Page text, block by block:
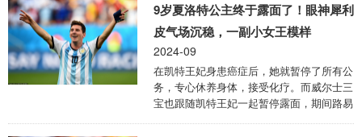
期上涨了27倍。 但是旅游人数和消费都在
增长，地方文旅公司却亏麻了，今年上半年
12家披露，半年报的旅游景区上市公司，有
八家利润下跌或亏损。甚至连航空公司都还
没走出亏损的泥淖。更诡异的是根据文化和
旅游部数据，2024年上半年国内出游人数
27.25亿，同比增长了14.3%，国内游客出
游总花费2.73万亿元。 ...
9岁夏洛特公主终于露面了！眼神犀利
皮气场沉稳，一副小女王模样
2024-09
在凯特王妃身患癌症后，她就暂停了所有公
务，专心休养‬身体‬，接受化疗。而威尔士三
宝也跟随凯特王妃一起暂停露面，期间路易